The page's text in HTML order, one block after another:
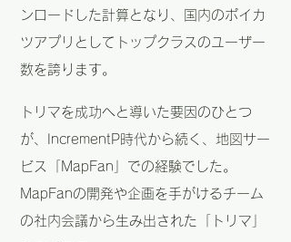
ンロードした計算となり、国内のポイカ
ツアプリとしてトップクラスのユーザー
数を誇ります。
トリマを成功へと導いた要因のひとつ
が、IncrementP時代から続く、地図サー
ビス「MapFan」での経験でした。
MapFanの開発や企画を手がけるチーム
の社内会議から生み出された「トリマ」